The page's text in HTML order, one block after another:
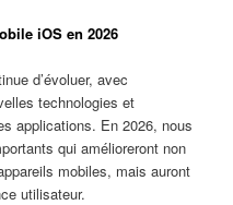
iOS en 2026
d’évoluer, avec
technologies et
applications. En 2026, nous
qui amélioreront non
mobiles, mais auront
utilisateur.